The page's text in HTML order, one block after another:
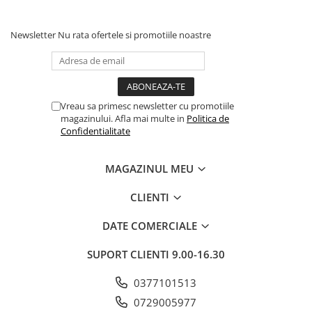
Newsletter Nu rata ofertele si promotiile noastre
Vreau sa primesc newsletter cu promotiile
magazinului. Afla mai multe in Politica de
Confidentialitate
MAGAZINUL MEU
CLIENTI
DATE COMERCIALE
SUPORT CLIENTI 9.00-16.30
0377101513
0729005977